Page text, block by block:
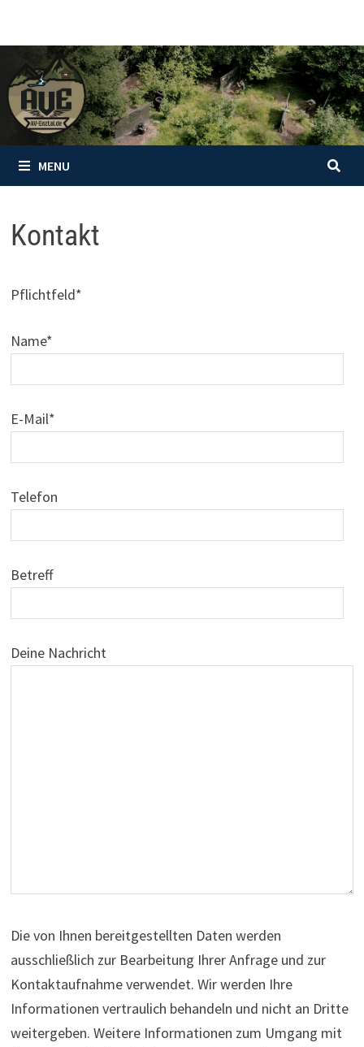
content
MENU
Kontakt
Pflichtfeld*
Name*
E-Mail*
Telefon
Betreff
Deine Nachricht
Die von Ihnen bereitgestellten Daten werden
ausschließlich zur Bearbeitung Ihrer Anfrage und zur
Kontaktaufnahme verwendet. Wir werden Ihre
Informationen vertraulich behandeln und nicht an Dritte
weitergeben. Weitere Informationen zum Umgang mit